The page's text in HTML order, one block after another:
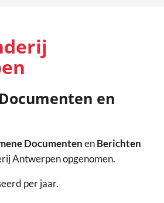
en
DocumentenenBerichten
Antwerpen opgenomen.
per jaar.